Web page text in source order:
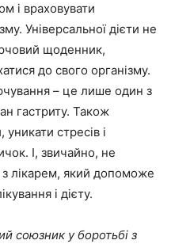
і враховувати
Універсальної дієти не
щоденник,
до свого організму.
– це лише один з
гастриту. Також
стресів і
І, звичайно, не
з лікарем, який допоможе
і дієту.
союзник у боротьбі з